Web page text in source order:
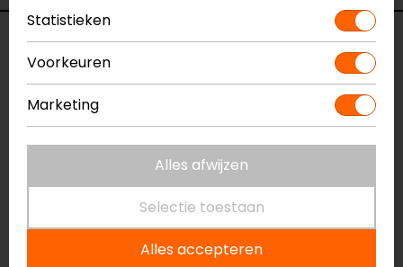
Specificaties
Naam
Tamarack Motorbroek
Model
Zwart
Aanritsbaar
Rits rondom
Certificeringsklasse
AA
Materiaal
Textiel
Vast
Statistieken
Voorkeuren
Marketing
Alles afwijzen
Selectie toestaan
Alles accepteren